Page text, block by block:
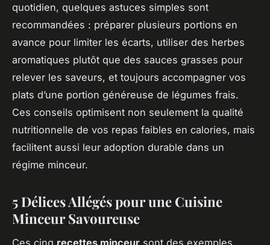
quotidien, quelques astuces simples sont
recommandées : préparer plusieurs portions en
avance pour limiter les écarts, utiliser des herbes
aromatiques plutôt que des sauces grasses pour
relever les saveurs, et toujours accompagner vos
plats d’une portion généreuse de légumes frais.
Ces conseils optimisent non seulement la qualité
nutritionnelle de vos repas faibles en calories, mais
facilitent aussi leur adoption durable dans un
régime minceur.
5 Délices Allégés pour une Cuisine
Minceur Savoureuse